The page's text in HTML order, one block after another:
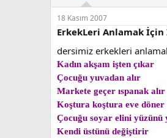
l
a
t
a
n
a
r
i
h
i
18 Kasım 2007
ErkekLeri Anlamak İçin
dersimiz erkekleri
Kadın akşam işten çıkar
Çocuğu yuvadan alır
Markete geçer ıspanak alır
Koştura koştura eve döner
Çocuğu soyar elini yüzünü
Kendi üstünü değiştirir